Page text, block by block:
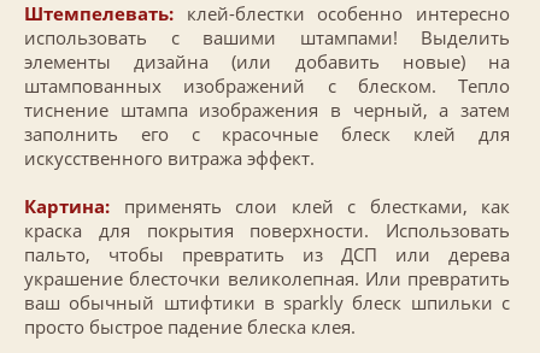
Штемпелевать: клей-блестки особенно интересно
использовать с вашими штампами! Выделить
элементы дизайна (или добавить новые) на
штампованных изображений с блеском. Тепло
тиснение штампа изображения в черный, а затем
заполнить его с красочные блеск клей для
искусственного витража эффект.
Картина: применять слои клей с блестками, как
краска для покрытия поверхности. Использовать
пальто, чтобы превратить из ДСП или дерева
украшение блесточки великолепная. Или превратить
ваш обычный штифтики в sparkly блеск шпильки с
просто быстрое падение блеска клея.